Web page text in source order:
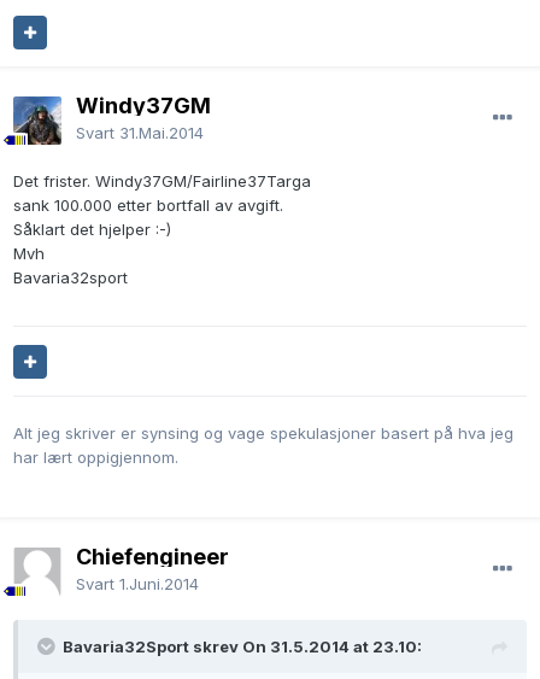
Windy37GM
Svart 31.Mai.2014
Det frister. Windy37GM/Fairline37Targa
sank 100.000 etter bortfall av avgift.
Såklart det hjelper :-)
Mvh
Bavaria32sport
Alt jeg skriver er synsing og vage spekulasjoner basert på hva jeg
har lært oppigjennom.
Chiefengineer
Svart 1.Juni.2014
Bavaria32Sport skrev On 31.5.2014 at 23.10: